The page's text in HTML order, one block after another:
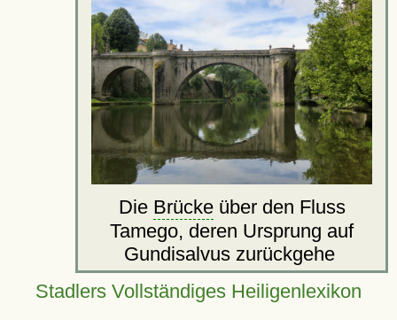
Die Brückeüber den Fluss
Tamego, deren Ursprung auf
Gundisalvus zurückgehe
Stadlers Vollständiges Heiligenlexikon